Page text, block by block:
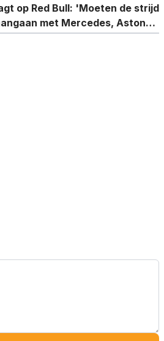
op Red Bull: 'Moeten de strijd
met Mercedes, Aston
Ferrari'